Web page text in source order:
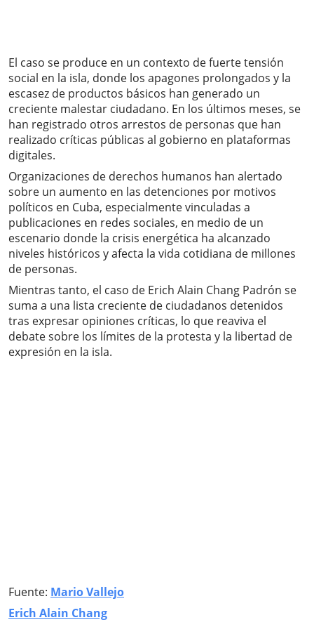
El caso se produce en un contexto de fuerte tensión
social en la isla, donde los apagones prolongados y la
escasez de productos básicos han generado un
creciente malestar ciudadano. En los últimos meses, se
han registrado otros arrestos de personas que han
realizado críticas públicas al gobierno en plataformas
digitales.
Organizaciones de derechos humanos han alertado
sobre un aumento en las detenciones por motivos
políticos en Cuba, especialmente vinculadas a
publicaciones en redes sociales, en medio de un
escenario donde la crisis energética ha alcanzado
niveles históricos y afecta la vida cotidiana de millones
de personas.
Mientras tanto, el caso de Erich Alain Chang Padrón se
suma a una lista creciente de ciudadanos detenidos
tras expresar opiniones críticas, lo que reaviva el
debate sobre los límites de la protesta y la libertad de
expresión en la isla.
Fuente: Mario Vallejo
Erich Alain Chang